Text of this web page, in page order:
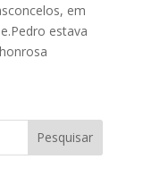
em
estava
Pesquisar